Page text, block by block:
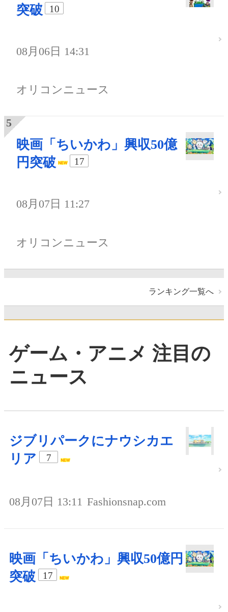
突破
10
08月06日 14:31
オリコンニュース
映画「ちいかわ」興収50億
円突破
17
08月07日 11:27
オリコンニュース
ランキング一覧へ
ゲーム・アニメ 注目の
ニュース
ジブリパークにナウシカエ
リア
7
08月07日 13:11 Fashionsnap.com
映画「ちいかわ」興収50億円
突破
17